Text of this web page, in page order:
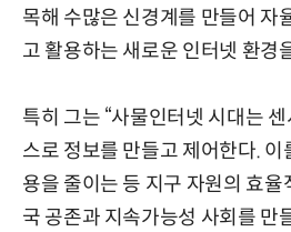
목해 수많은 신경계를 만들어 자
고 활용하는 새로운 인터넷 환경
특히 그는 “사물인터넷 시대는
스로 정보를 만들고 제어한다.
용을 줄이는 등 지구 자원의 효율
국 공존과 지속가능성 사회를 만